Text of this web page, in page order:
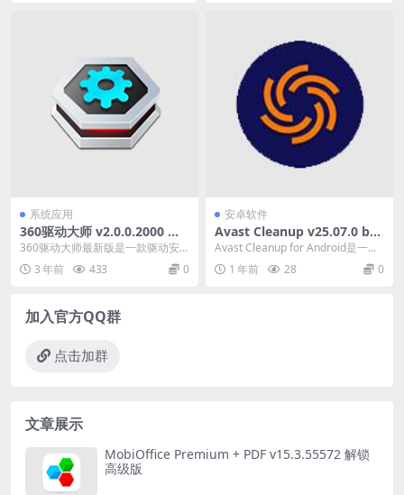
系统应用
360驱动大师 v2.0.0.2000 驱
动安装更新软件，绿色单文件
纯净版
360驱动大师最新版是一款驱动安
装更新软件,拥有百万级的驱动库,驱
动安装和升级一...
3 年前 433 0
安卓软件
Avast Cleanup v25.07.0 b80
0011081系统优化和清理工具
高级版
Avast Cleanup for Android是一款
由Avast开发的专为A...
1 年前 28 0
加入官方QQ群
点击加群
文章展示
MobiOffice Premium + PDF v15.3.55572 解锁
高级版